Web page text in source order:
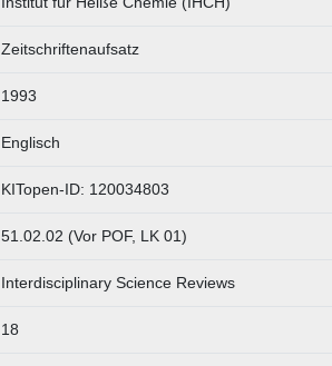
Zeitschriftenaufsatz
1993
Englisch
KITopen-ID: 120034803
51.02.02 (Vor POF, LK 01)
Interdisciplinary Science Reviews
18